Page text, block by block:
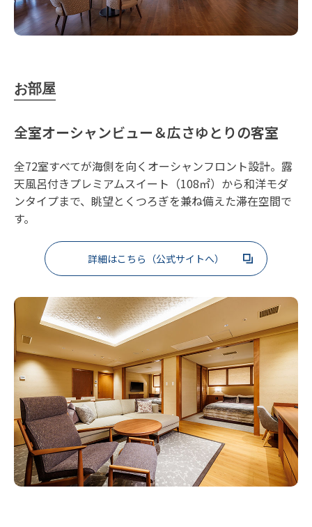
お部屋
全室オーシャンビュー＆広さゆとりの客室
全72室すべてが海側を向くオーシャンフロント設計。露
天風呂付きプレミアムスイート（108㎡）から和洋モダ
ンタイプまで、眺望とくつろぎを兼ね備えた滞在空間で
す。
詳細はこちら（公式サイトへ）